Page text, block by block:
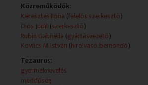
Szerkesztő: Diós Judit
Közreműködők:
Keresztes Ilona (felelős szerkesztő)
Diós Judit (szerkesztő)
Rubin Gabriella (gyártásvezető)
Kovács M. István (hírolvasó, bemondó)
Tezaurus:
gyermeknevelés
meddőség